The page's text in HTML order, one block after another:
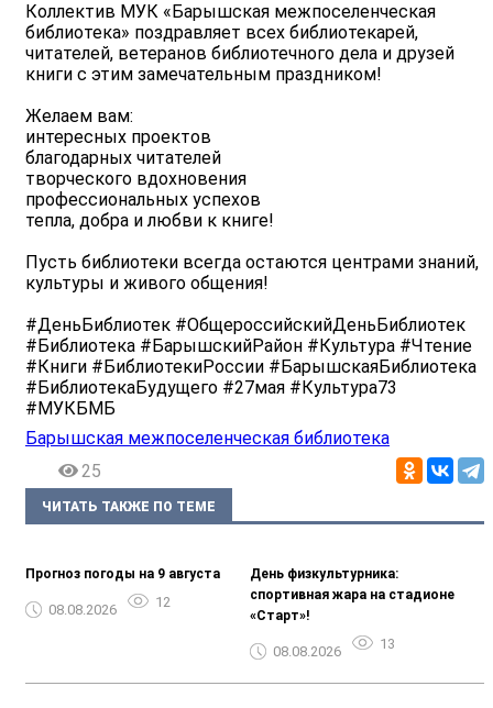
Коллектив МУК «Барышская межпоселенческая
библиотека» поздравляет всех библиотекарей,
читателей, ветеранов библиотечного дела и друзей
книги с этим замечательным праздником!
Желаем вам:
интересных проектов
благодарных читателей
творческого вдохновения
профессиональных успехов
тепла, добра и любви к книге!
Пусть библиотеки всегда остаются центрами знаний,
культуры и живого общения! ️
#ДеньБиблиотек #ОбщероссийскийДеньБиблиотек
#Библиотека #БарышскийРайон #Культура #Чтение
#Книги #БиблиотекиРоссии #БарышскаяБиблиотека
#БиблиотекаБудущего #27мая #Культура73
#МУКБМБ
Барышская межпоселенческая библиотека
25
ЧИТАТЬ ТАКЖЕ ПО ТЕМЕ
Прогноз погоды на 9 августа
08.08.2026 12
День физкультурника:
спортивная жара на стадионе
«Старт»!
08.08.2026 13